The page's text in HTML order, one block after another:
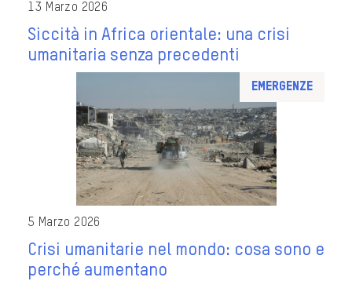
13 Marzo 2026
Siccità in Africa orientale: una crisi
umanitaria senza precedenti
Emergenze
5 Marzo 2026
Crisi umanitarie nel mondo: cosa sono e
perché aumentano